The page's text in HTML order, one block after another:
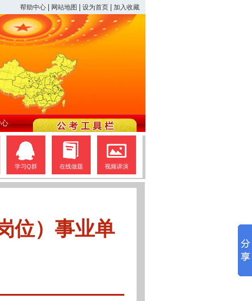
帮助中心 网站地图 设为首页 加入收藏
学习Q群 在线做题 视频讲演
位）事业单